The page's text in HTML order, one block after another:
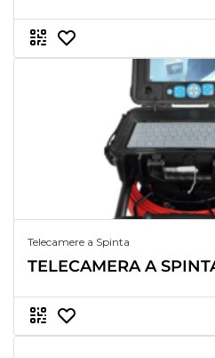
Telecamere a Spinta
TELECAMERA A